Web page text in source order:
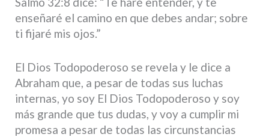
enseñaré el camino en que debes andar; sobre
ti fijaré mis ojos.”
El Dios Todopoderoso se revela y le dice a
Abraham que, a pesar de todas sus luchas
internas, yo soy El Dios Todopoderoso y soy
más grande que tus dudas, y voy a cumplir mi
promesa a pesar de todas las circunstancias